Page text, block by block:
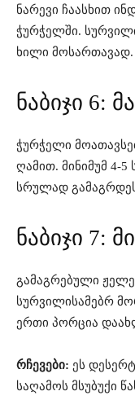
ნარევი ჩაასხით
ჭურჭელში.
ხილი მოსართავად.
ნაბიჯი 6:
ჭურჭელი
ღამით. მინიმუმ 4-
სრულად
ნაბიჯი 7:
გამაგრებული ჟელე
სურვილისამებრ
ერთი პორცია
რჩევები: ეს
საღამოს მსუბუქი